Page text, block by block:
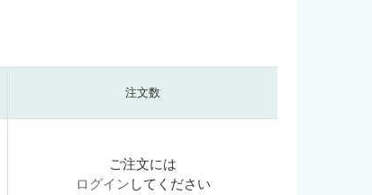
注文数
ご注文には
ログイン してください